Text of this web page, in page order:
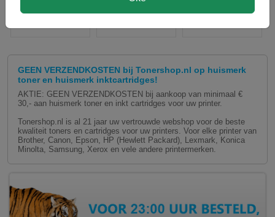
GEEN VERZENDKOSTEN bij Tonershop.nl op huismerk
toner en huismerk inktcartridges!
AKTIE: GEEN VERZENDKOSTEN bij aankoop van minimaal €
30,- aan huismerk toner en inkt cartridges voor uw printer.
Tonershop.nl is al 21 jaar uw vertrouwde webshop voor de beste
kwaliteit toners en cartridges voor uw printers. Voor elke printer van
Brother, Canon, Epson, HP (Hewlett Packard), Lexmark, Konica
Minolta, Samsung, Xerox en vele andere printermerken.